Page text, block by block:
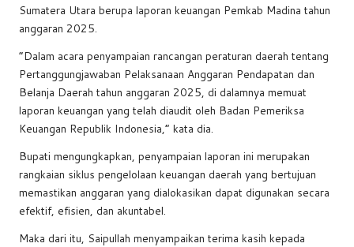
Sumatera Utara berupa laporan keuangan Pemkab Madina tahun
anggaran 2025.
“Dalam acara penyampaian rancangan peraturan daerah tentang
Pertanggungjawaban Pelaksanaan Anggaran Pendapatan dan
Belanja Daerah tahun anggaran 2025, di dalamnya memuat
laporan keuangan yang telah diaudit oleh Badan Pemeriksa
Keuangan Republik Indonesia,” kata dia.
Bupati mengungkapkan, penyampaian laporan ini merupakan
rangkaian siklus pengelolaan keuangan daerah yang bertujuan
memastikan anggaran yang dialokasikan dapat digunakan secara
efektif, efisien, dan akuntabel.
Maka dari itu, Saipullah menyampaikan terima kasih kepada